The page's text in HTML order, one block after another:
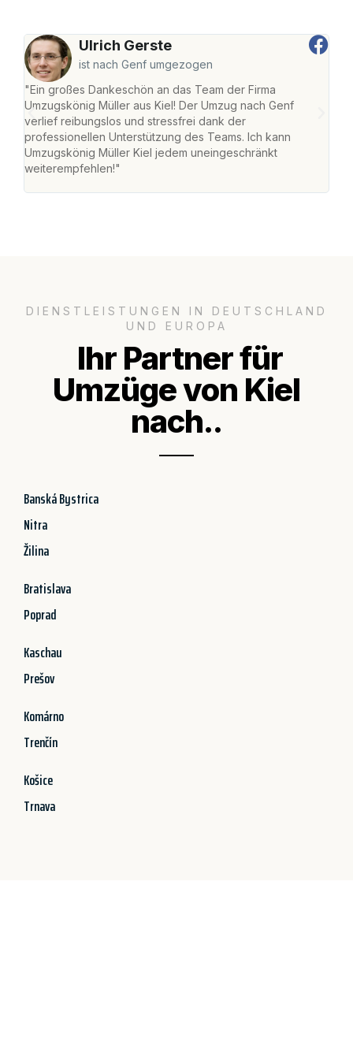
Ulrich Gerste
ist nach Genf umgezogen
"Ein großes Dankeschön an das Team der Firma
Umzugskönig Müller aus Kiel! Der Umzug nach Genf
verlief reibungslos und stressfrei dank der
professionellen Unterstützung des Teams. Ich kann
Umzugskönig Müller Kiel jedem uneingeschränkt
weiterempfehlen!"
DIENSTLEISTUNGEN IN DEUTSCHLAND
UND EUROPA
Ihr Partner für
Umzüge von Kiel
nach..
Banská Bystrica
Nitra
Žilina
Bratislava
Poprad
Kaschau
Prešov
Komárno
Trenčín
Košice
Trnava